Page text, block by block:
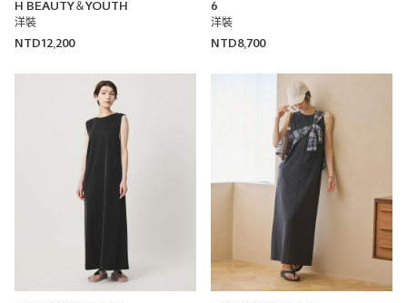
H BEAUTY＆YOUTH
洋裝
NTD12,200
6
洋裝
NTD8,700